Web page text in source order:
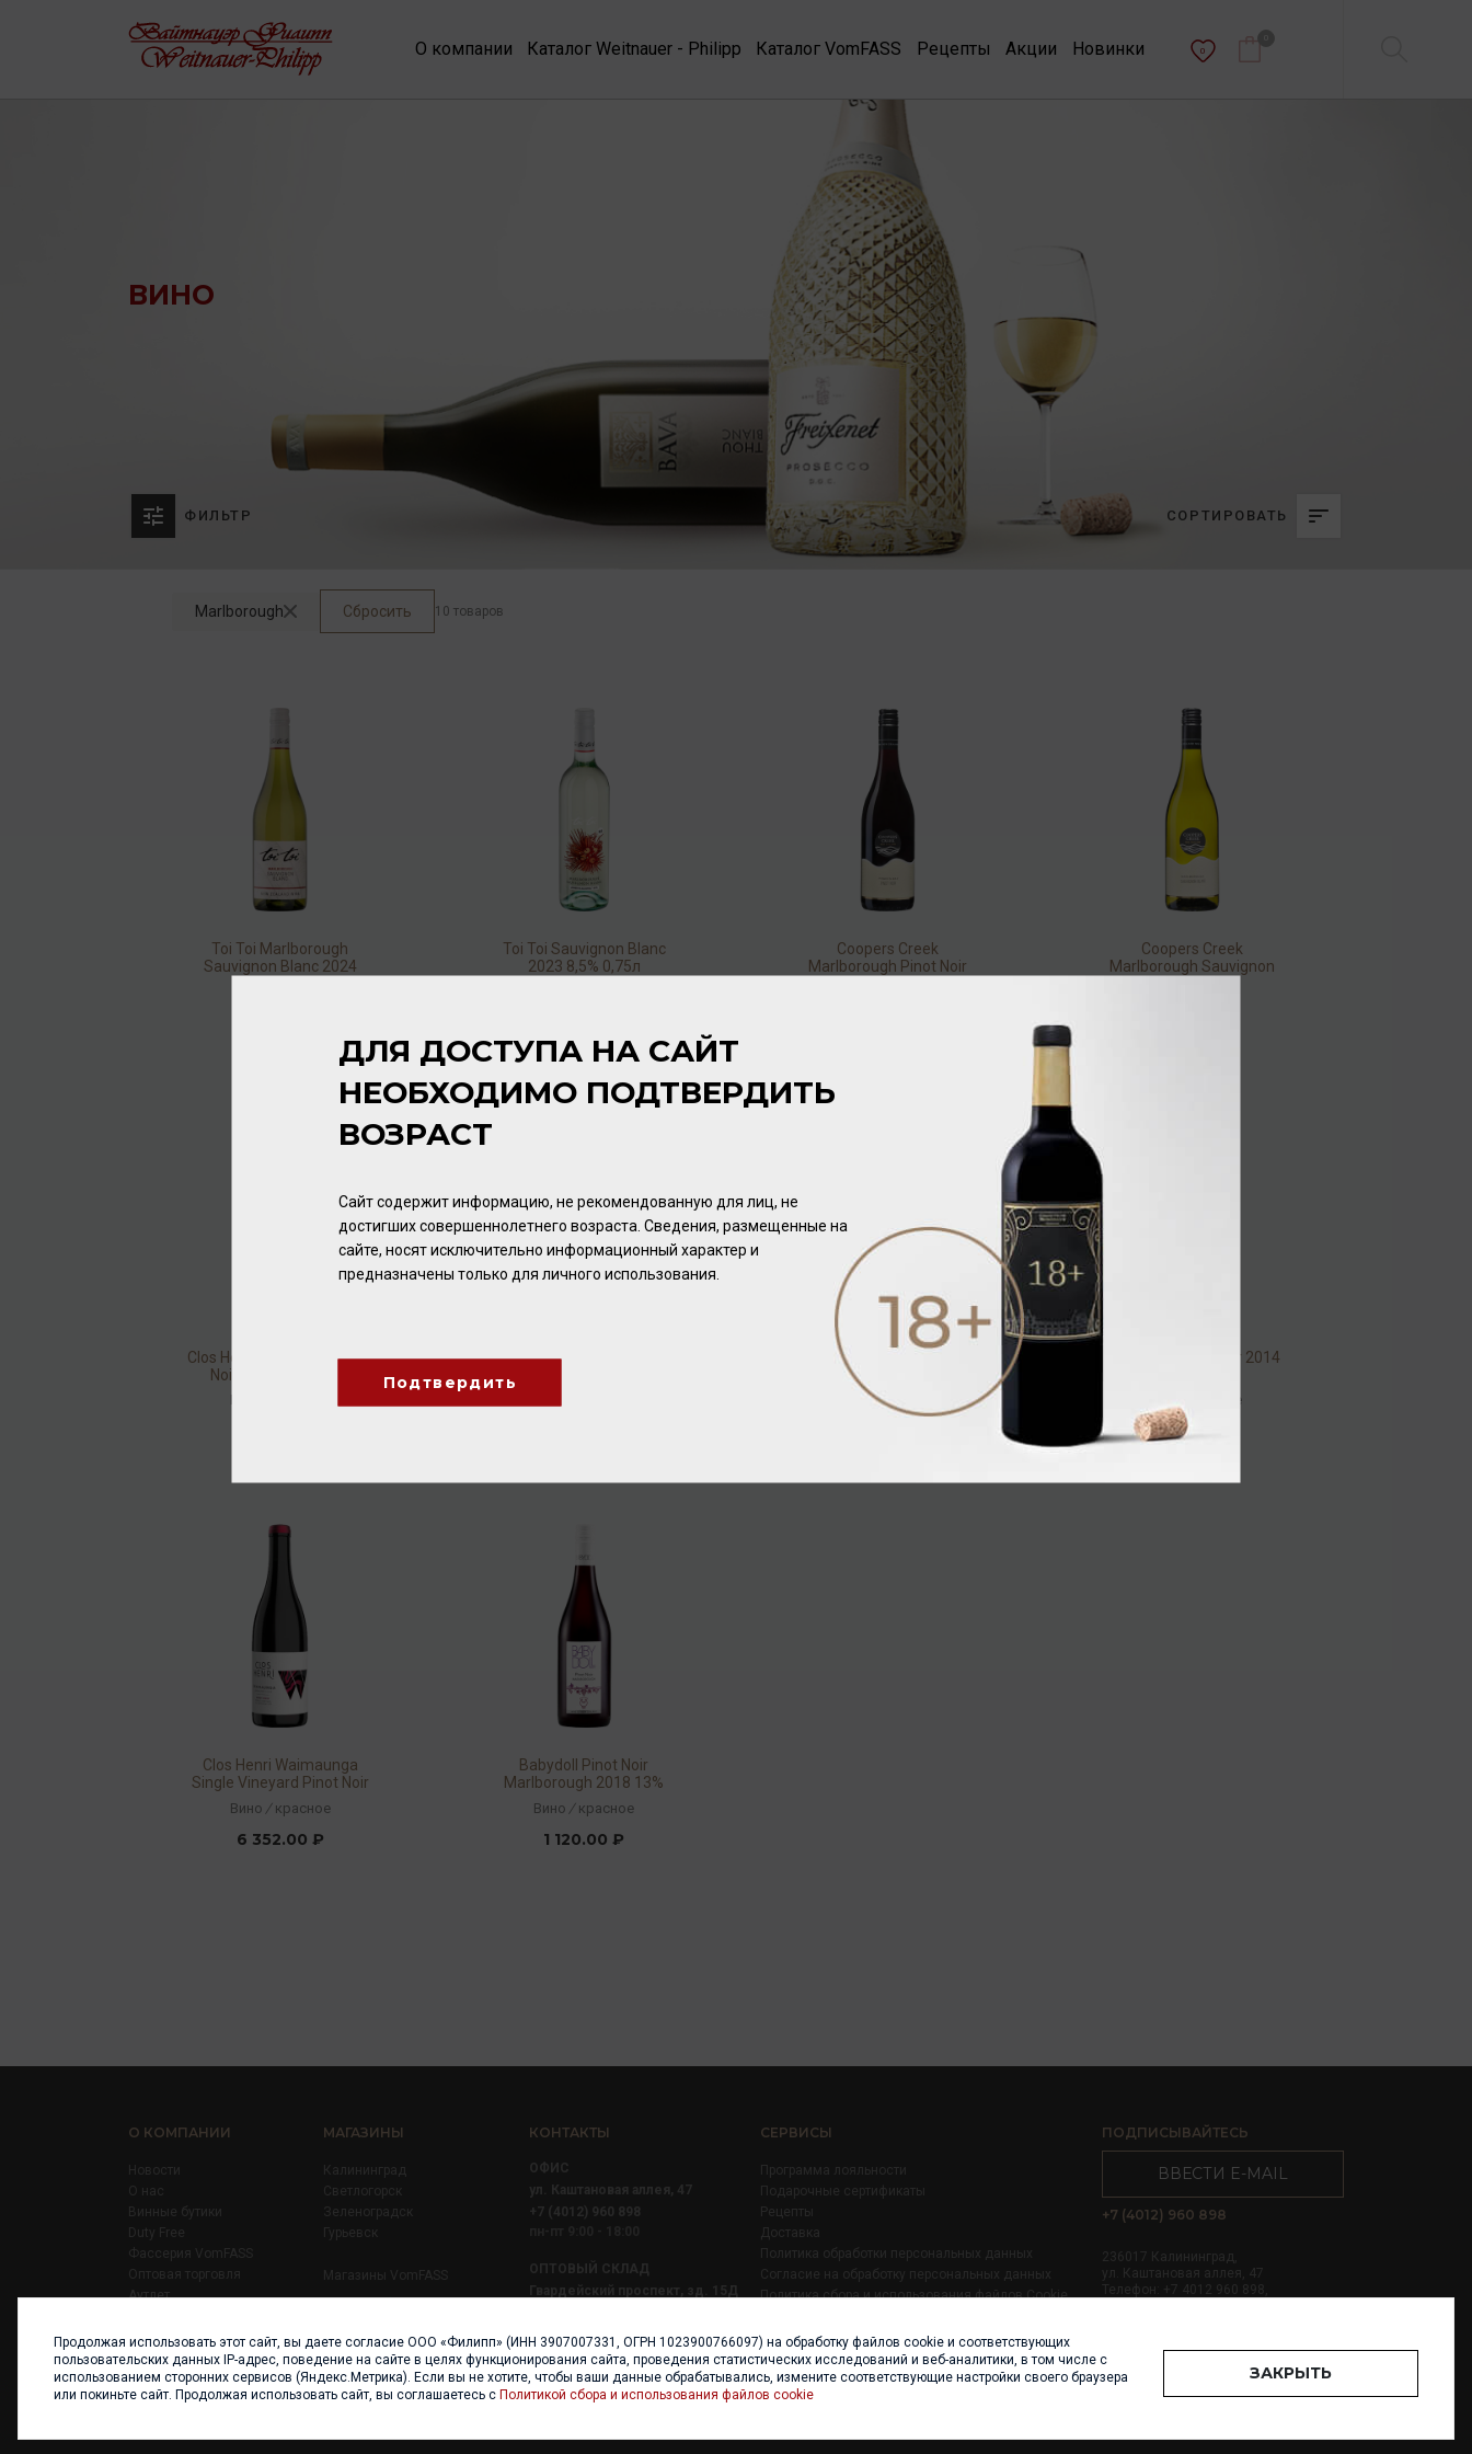
О компании Каталог Weitnauer - Philipp Каталог VomFASS Рецепты Акции Новинки 0
ВИНО
ФИЛЬТР СОРТИРОВАТЬ
Marlborough Сбросить 10 товаров
Toi Toi Marlborough
Sauvignon Blanc 2024
Toi Toi Sauvignon Blanc
2023 8,5% 0,75л
Coopers Creek
Marlborough Pinot Noir
Coopers Creek
Marlborough Sauvignon
Clos Henri Estate N.Z. Pinot
Noir 2019 14% 0,75л
Clos Henri Estate N.Z.
Clos Henri Otira Single
Vineyard Sauvignon Blanc
2024 14,5% 0,75л
Вино/ белое
Clos Henri Pinot Noir 2014
красное
4 192.00 ₽
Clos Henri Waimaunga
Single Vineyard Pinot Noir
2020 14,5% 0,75л
Вино / красное
6 352.00 ₽
Babydoll Pinot Noir
Marlborough 2018 13%
0,75л
Вино / красное
1 120.00 ₽
О КОМПАНИИ
Новости
О нас
Винные бутики
Duty Free
Фассерия VomFASS
Оптовая торговля
Аутлет
Карьера
Контакты
МАГАЗИНЫ
Калининград
Светлогорск
Зеленоградск
Гурьевск
Магазины VomFASS
КОНТАКТЫ
ОФИС
ул. Каштановая аллея, 47
+7 (4012) 960 898
ОПТОВЫЙ СКЛАД
Гвардейский проспект, зд. 15Д
пн-пт 8:00 - 17:00
СЕРВИСЫ
Программа лояльности
Подарочные сертификаты
Рецепты
Доставка
Политика обработки персональных данных
Согласие на обработку персональных данных
Политика сбора и использования файлов Cookie
ПОДПИСЫВАЙТЕСЬ
ВВЕСТИ E-MAIL
+7 (4012) 960 898
236017 Калининград,
ул. Каштановая аллея, 47
Телефон: +7 4012 960 898,
ДЛЯ ДОСТУПА НА САЙТ
НЕОБХОДИМО ПОДТВЕРДИТЬ
ВОЗРАСТ
Сайт содержит информацию, не рекомендованную для лиц, не
достигших совершеннолетнего возраста. Сведения, размещенные на
сайте, носят исключительно информационный характер и
предназначены только для личного использования.
Подтвердить
Продолжая использовать этот сайт, вы даете согласие ООО «Филипп» (ИНН 3907007331, ОГРН 1023900766097) на обработку файлов cookie и соответствующих
пользовательских данных IP-адрес, поведение на сайте в целях функционирования сайта, проведения статистических исследований и веб-аналитики, в том числе с
использованием сторонних сервисов (Яндекс.Метрика). Если вы не хотите, чтобы ваши данные обрабатывались, измените соответствующие настройки своего браузера
или покиньте сайт. Продолжая использовать сайт, вы соглашаетесь с Политикой сбора и использования файлов cookie
ЗАКРЫТЬ